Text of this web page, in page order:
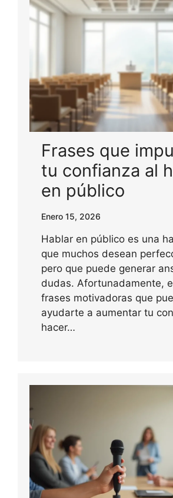
Frases que
tu confianza al
en público
Enero 15, 2026
Hablar en público es una
que muchos desean
pero que puede generar
dudas. Afortunadamente,
frases motivadoras que
ayudarte a aumentar tu
hacer…